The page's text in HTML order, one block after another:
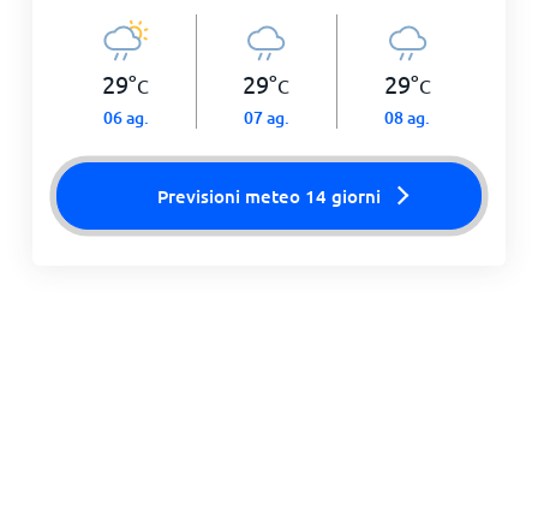
29°C
06 ag.
29°C
07 ag.
29°C
08 ag.
Previsioni meteo 14 giorni